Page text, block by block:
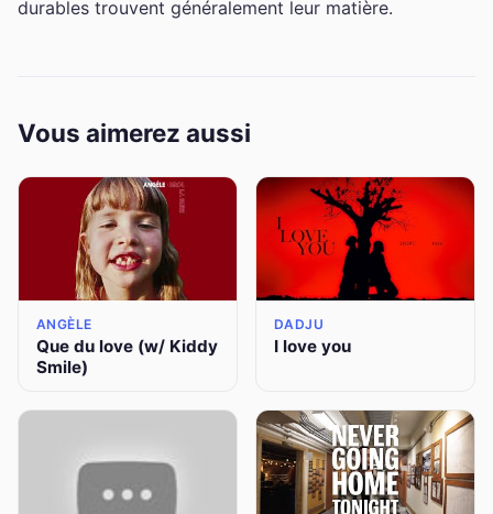
durables trouvent généralement leur matière.
Vous aimerez aussi
ANGÈLE
Que du love (w/ Kiddy
Smile)
DADJU
I love you